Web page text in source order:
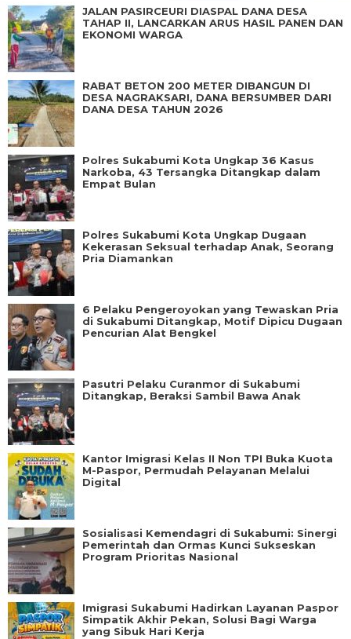
JALAN PASIRCEURI DIASPAL DANA DESA
TAHAP II, LANCARKAN ARUS HASIL PANEN DAN
EKONOMI WARGA
RABAT BETON 200 METER DIBANGUN DI
DESA NAGRAKSARI, DANA BERSUMBER DARI
DANA DESA TAHUN 2026
Polres Sukabumi Kota Ungkap 36 Kasus
Narkoba, 43 Tersangka Ditangkap dalam
Empat Bulan
Polres Sukabumi Kota Ungkap Dugaan
Kekerasan Seksual terhadap Anak, Seorang
Pria Diamankan
6 Pelaku Pengeroyokan yang Tewaskan Pria
di Sukabumi Ditangkap, Motif Dipicu Dugaan
Pencurian Alat Bengkel
Pasutri Pelaku Curanmor di Sukabumi
Ditangkap, Beraksi Sambil Bawa Anak
Kantor Imigrasi Kelas II Non TPI Buka Kuota
M-Paspor, Permudah Pelayanan Melalui
Digital
Sosialisasi Kemendagri di Sukabumi: Sinergi
Pemerintah dan Ormas Kunci Sukseskan
Program Prioritas Nasional
Imigrasi Sukabumi Hadirkan Layanan Paspor
Simpatik Akhir Pekan, Solusi Bagi Warga
yang Sibuk Hari Kerja